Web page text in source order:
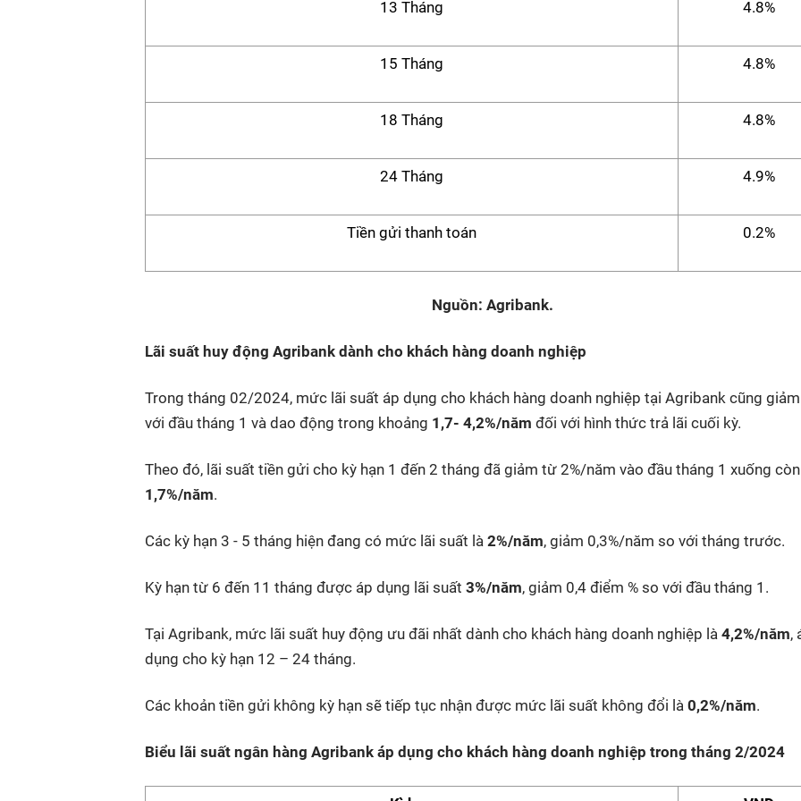
13 Tháng 4.8%
15 Tháng 4.8%
18 Tháng 4.8%
24 Tháng 4.9%
Tiền gửi thanh toán 0.2%
Nguồn: Agribank.
Lãi suất huy động Agribank dành cho khách hàng doanh nghiệp
Trong tháng 02/2024, mức lãi suất áp dụng cho khách hàng doanh nghiệp tại Agribank cũng
với đầu tháng 1 và dao động trong khoảng 1,7- 4,2%/năm đối với hình thức trả lãi cuối kỳ.
Theo đó, lãi suất tiền gửi cho kỳ hạn 1 đến 2 tháng đã giảm từ 2%/năm vào đầu tháng 1 xuống còn
1,7%/năm.
Các kỳ hạn 3 - 5 tháng hiện đang có mức lãi suất là 2%/năm, giảm 0,3%/năm so với tháng trước.
Kỳ hạn từ 6 đến 11 tháng được áp dụng lãi suất 3%/năm, giảm 0,4 điểm % so với đầu tháng 1.
Tại Agribank, mức lãi suất huy động ưu đãi nhất dành cho khách hàng doanh nghiệp là 4,2%/năm,
dụng cho kỳ hạn 12 – 24 tháng.
Các khoản tiền gửi không kỳ hạn sẽ tiếp tục nhận được mức lãi suất không đổi là 0,2%/năm.
Biểu lãi suất ngân hàng Agribank áp dụng cho khách hàng doanh nghiệp trong tháng 2/2024